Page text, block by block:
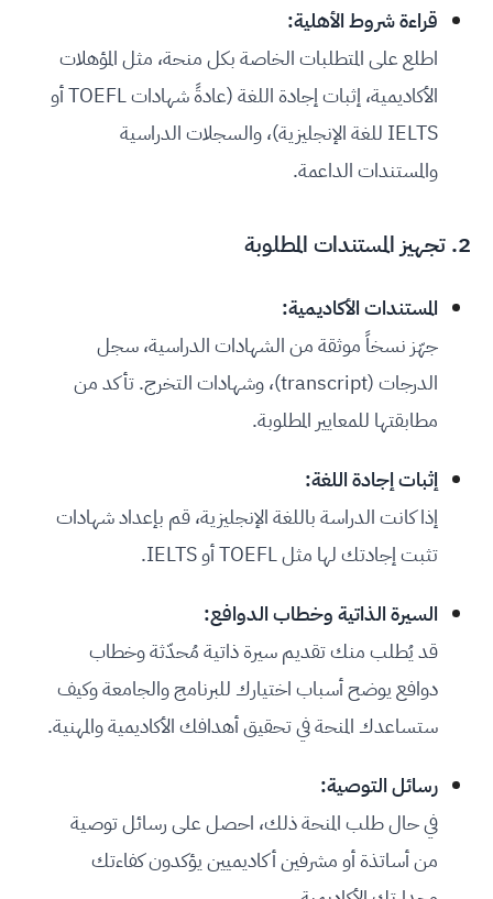
قراءة شروط الأهلية:
اطلع على المتطلبات الخاصة بكل منحة، مثل المؤهلات
الأكاديمية، إثبات إجادة اللغة (عادةً شهادات TOEFL أو
IELTS للغة الإنجليزية)، والسجلات الدراسية
والمستندات الداعمة.
2. تجهيز المستندات المطلوبة
المستندات الأكاديمية:
جهّز نسخاً موثقة من الشهادات الدراسية، سجل
الدرجات (transcript)، وشهادات التخرج. تأكد من
مطابقتها للمعايير المطلوبة.
إثبات إجادة اللغة:
إذا كانت الدراسة باللغة الإنجليزية، قم بإعداد شهادات
تثبت إجادتك لها مثل TOEFL أو IELTS.
السيرة الذاتية وخطاب الدوافع:
قد يُطلب منك تقديم سيرة ذاتية مُحدّثة وخطاب
دوافع يوضح أسباب اختيارك للبرنامج والجامعة وكيف
ستساعدك المنحة في تحقيق أهدافك الأكاديمية والمهنية.
رسائل التوصية:
في حال طلب المنحة ذلك، احصل على رسائل توصية
من أساتذة أو مشرفين أكاديميين يؤكدون كفاءتك